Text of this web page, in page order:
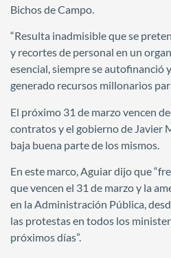
Bichos de Campo.
“Resulta inadmisible que se
y recortes de personal en un
esencial, siempre se autofinanció
generado recursos millonarios
El próximo 31 de marzo vencen
contratos y el gobierno de Javier
baja buena parte de los mismos.
En este marco, Aguiar dijo que
que vencen el 31 de marzo y la
en la Administración Pública,
las protestas en todos los
próximos días”.